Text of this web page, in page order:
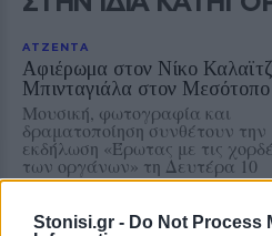
Stonisi.gr - Do Not Process
ΑΤΖΕΝΤΑ
Αφιέρωμα στον Νίκο
Μπινταγιάλα στον Μεσότοπο
Μουσική, φωτογραφία και
δραματοποίηση συνθέτουν την
εκδήλωση «Έρωτας με τις
των οργάνων» τη Δευτέρα 10
Αυγούστου